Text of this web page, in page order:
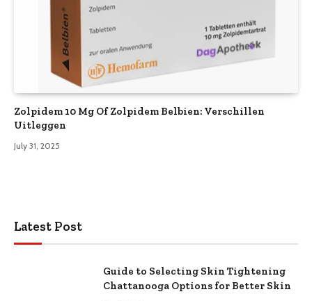
Zolpidem 10 Mg Of Zolpidem Belbien: Verschillen
Uitleggen
July 31, 2025
Latest Post
Guide to Selecting Skin Tightening
Chattanooga Options for Better Skin